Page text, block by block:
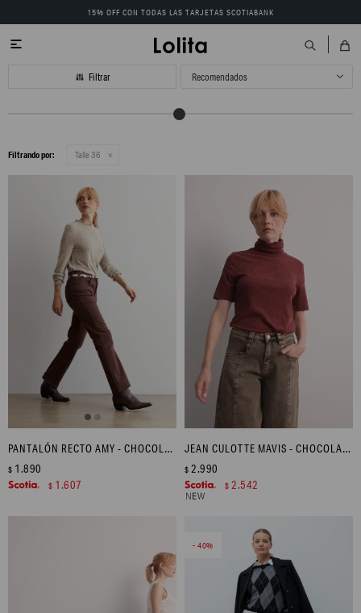
15% OFF CON TODAS LAS TARJETAS SCOTIABANK

Recomendados
Filtrando por: Talle 36
PANTALÓN RECTO AMY - CHOCOLATE
$ 1.890
$ 1.607
JEAN CULOTTE MAVIS - CHOCOLATE
$ 2.990
$ 2.542
40